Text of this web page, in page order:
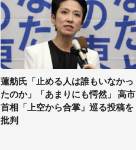
蓮舫氏「止める人は誰もいなかっ
たのか」「あまりにも愕然」 高市
首相「上空から合掌」巡る投稿を
批判